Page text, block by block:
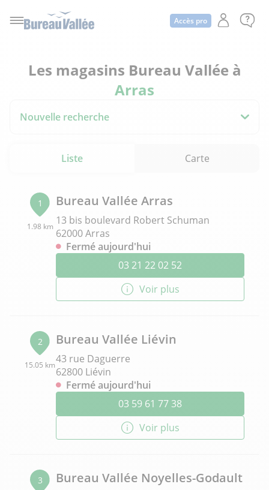
Accès pro
Les magasins Bureau Vallée à
Arras
Nouvelle recherche
Liste Carte
1
1.98 km
Bureau Vallée Arras
13 bis boulevard Robert Schuman
62000 Arras
Fermé aujourd'hui
03 21 22 02 52
Voir plus
2
15.05 km
Bureau Vallée Liévin
43 rue Daguerre
62800 Liévin
Fermé aujourd'hui
03 59 61 77 38
Voir plus
3 Bureau Vallée Noyelles-Godault